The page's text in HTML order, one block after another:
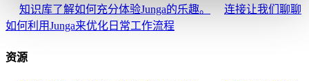
知识库了解如何充分体验Junga的乐趣。 连接让我们聊聊
如何利用Junga来优化日常工作流程
资源